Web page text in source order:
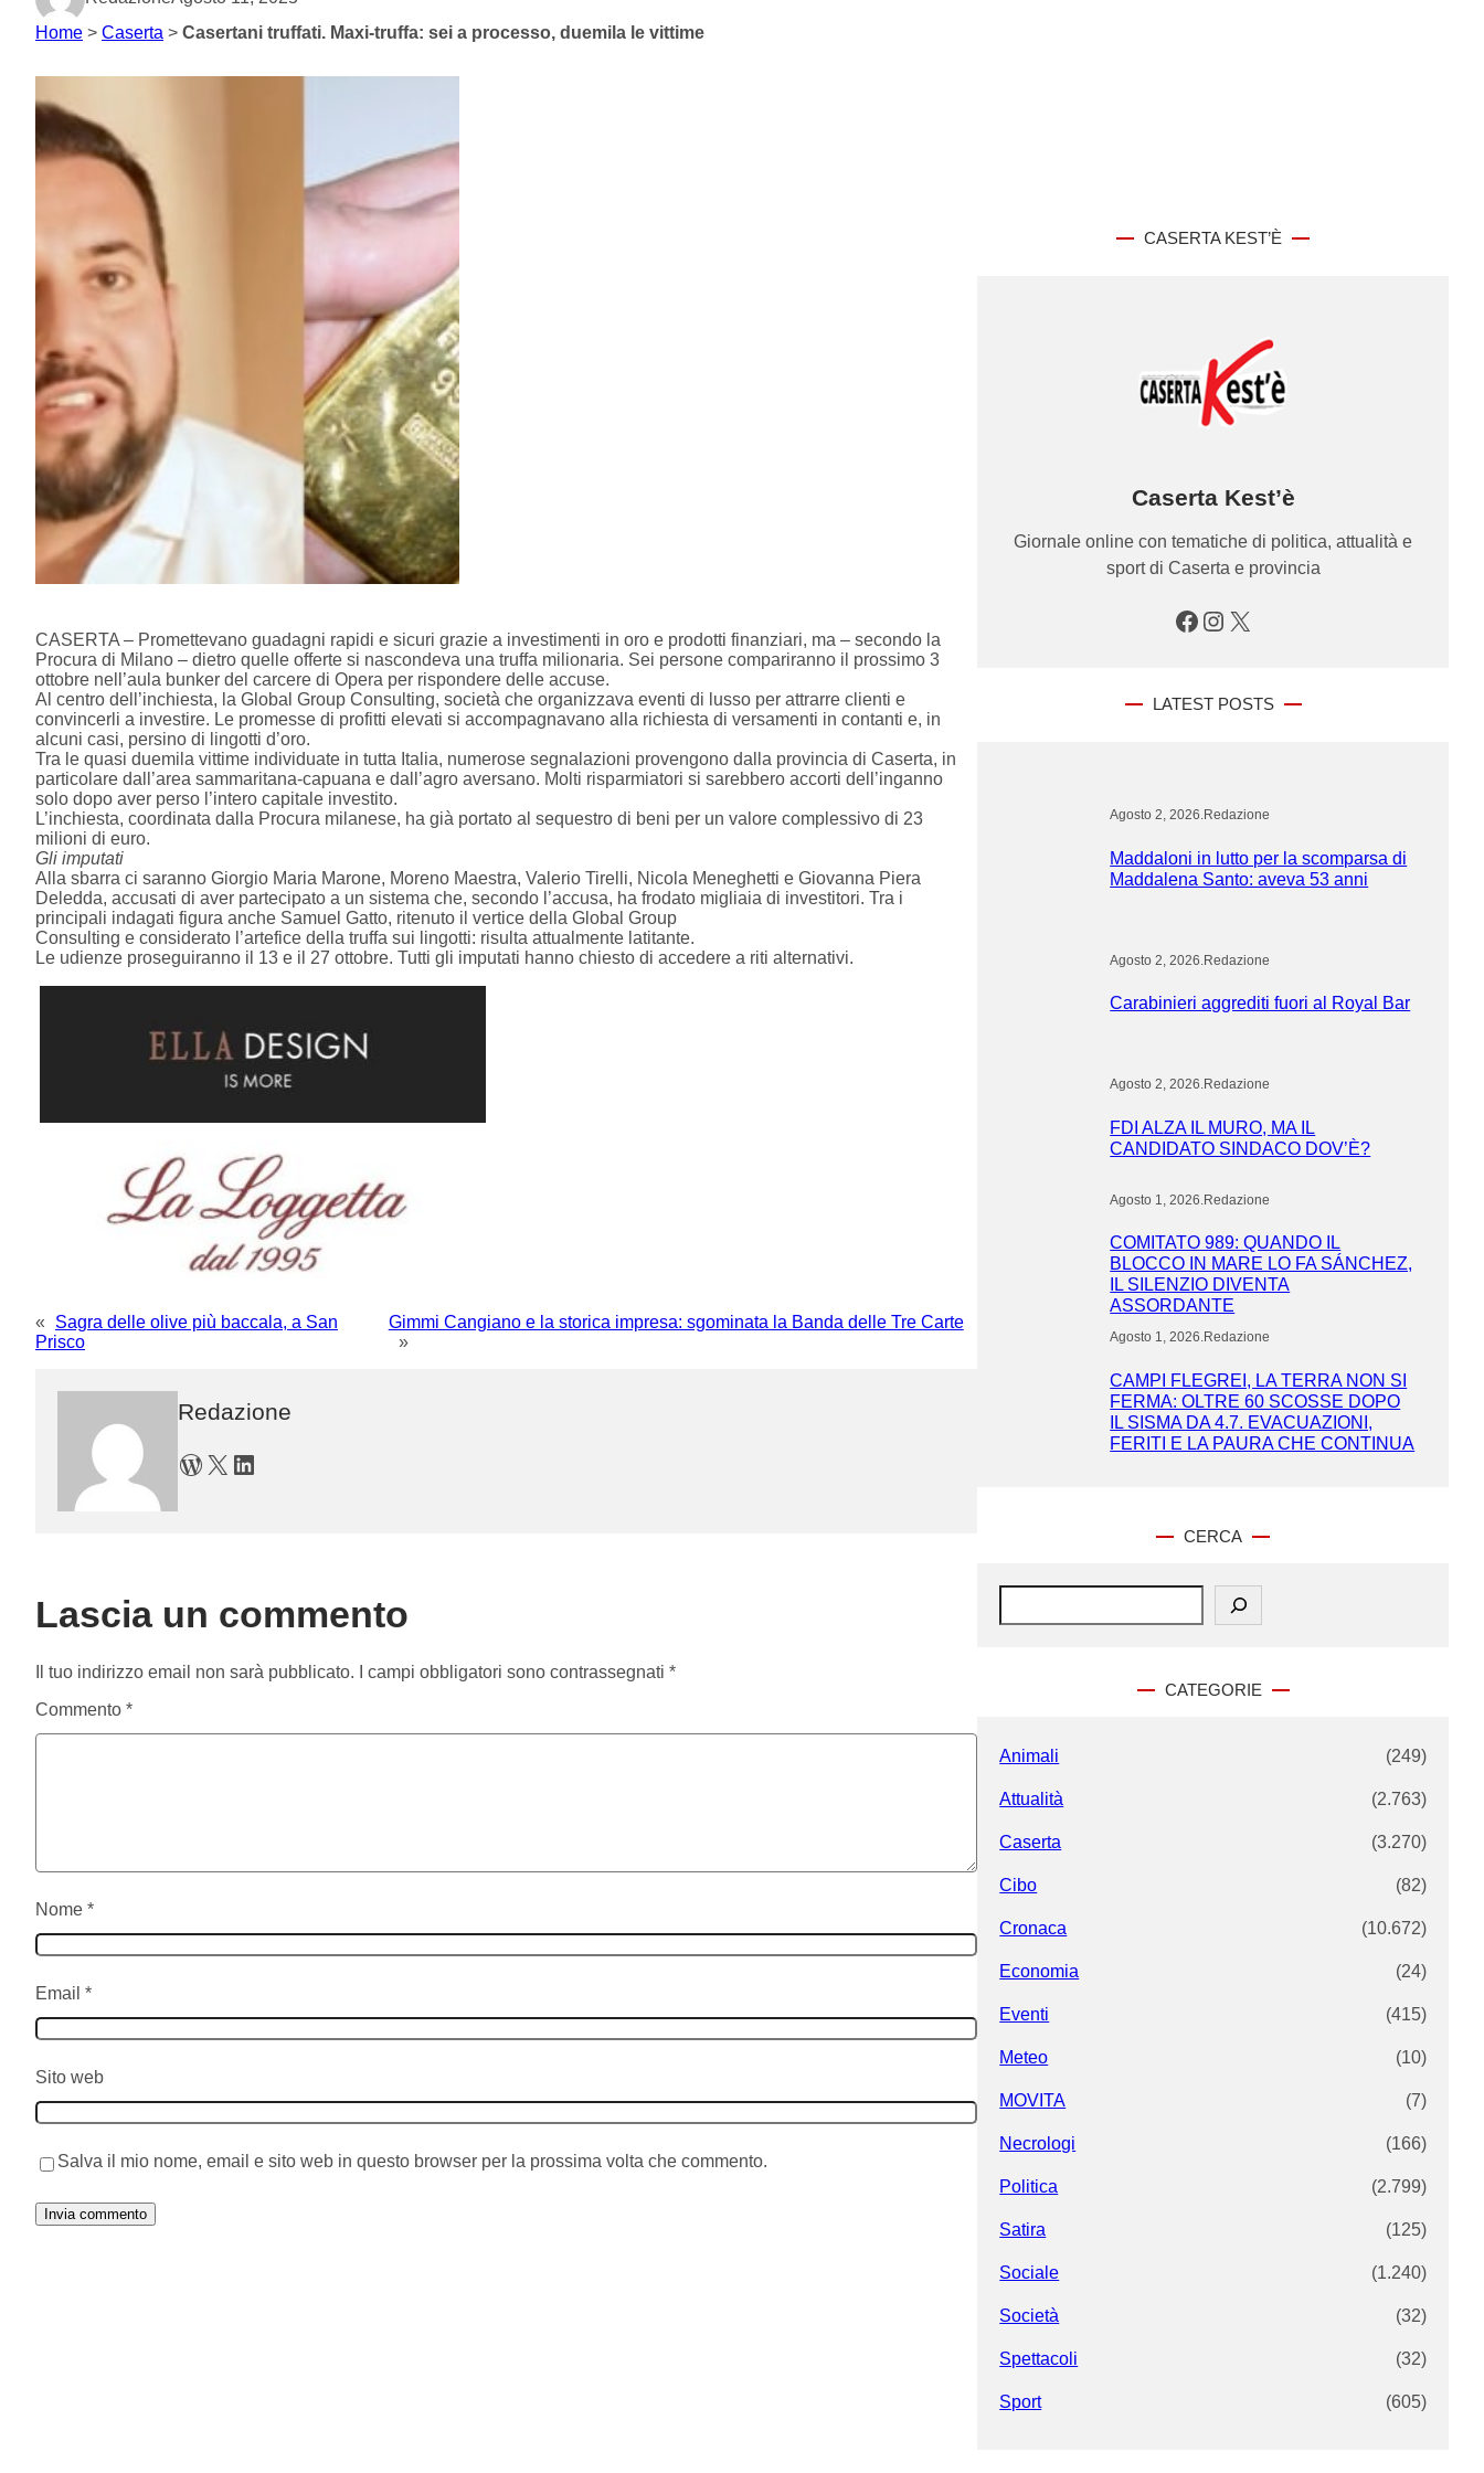
Home > Caserta > Casertani truffati. Maxi-truffa: sei a processo, duemila le vittime
CASERTA – Promettevano guadagni rapidi e sicuri grazie a investimenti in oro e prodotti finanziari, ma – secondo la
Procura di Milano – dietro quelle offerte si nascondeva una truffa milionaria. Sei persone compariranno il prossimo 3
ottobre nell’aula bunker del carcere di Opera per rispondere delle accuse.
Al centro dell’inchiesta, la Global Group Consulting, società che organizzava eventi di lusso per attrarre clienti e
convincerli a investire. Le promesse di profitti elevati si accompagnavano alla richiesta di versamenti in contanti e, in
alcuni casi, persino di lingotti d’oro.
Tra le quasi duemila vittime individuate in tutta Italia, numerose segnalazioni provengono dalla provincia di Caserta, in
particolare dall’area sammaritana-capuana e dall’agro aversano. Molti risparmiatori si sarebbero accorti dell’inganno
solo dopo aver perso l’intero capitale investito.
L’inchiesta, coordinata dalla Procura milanese, ha già portato al sequestro di beni per un valore complessivo di 23
milioni di euro.
Gli imputati
Alla sbarra ci saranno Giorgio Maria Marone, Moreno Maestra, Valerio Tirelli, Nicola Meneghetti e Giovanna Piera
Deledda, accusati di aver partecipato a un sistema che, secondo l’accusa, ha frodato migliaia di investitori. Tra i
principali indagati figura anche Samuel Gatto, ritenuto il vertice della Global Group
Consulting e considerato l’artefice della truffa sui lingotti: risulta attualmente latitante.
Le udienze proseguiranno il 13 e il 27 ottobre. Tutti gli imputati hanno chiesto di accedere a riti alternativi.
«
Sagra delle olive più baccala, a San
Prisco
Gimmi Cangiano e la storica impresa: sgominata la Banda delle Tre Carte
»
Redazione
WordPress X LinkedIn
Lascia un commento
Il tuo indirizzo email non sarà pubblicato. I campi obbligatori sono contrassegnati *
Commento *
Nome *
Email *
Sito web
Salva il mio nome, email e sito web in questo browser per la prossima volta che commento.
CASERTA KEST’È
Caserta Kest’è
Giornale online con tematiche di politica, attualità e
sport di Caserta e provincia
Facebook Instagram X
LATEST POSTS
Agosto 2, 2026.Redazione
Maddaloni in lutto per la scomparsa di
Maddalena Santo: aveva 53 anni
Agosto 2, 2026 Redazione
Carabinieri aggrediti fuori al Royal Bar
Agosto 2, 2026.Redazione
FDI ALZA IL MURO, MA IL
CANDIDATO SINDACO DOV’È?
Agosto 1, 2026 Redazione
COMITATO 989: QUANDO IL
BLOCCO IN MARE LO FA SÁNCHEZ,
IL SILENZIO DIVENTA
ASSORDANTE
Agosto 1, 2026.Redazione
CAMPI FLEGREI, LA TERRA NON SI
FERMA: OLTRE 60 SCOSSE DOPO
IL SISMA DA 4.7. EVACUAZIONI,
FERITI E LA PAURA CHE CONTINUA
CERCA
S
CATEGORIE
Animali (249)
Attualità (2.763)
Caserta (3.270)
Cibo (82)
Cronaca (10.672)
Economia (24)
Eventi (415)
Meteo (10)
MOVITA (7)
Necrologi (166)
Politica (2.799)
Satira (125)
Sociale (1.240)
Società (32)
Spettacoli (32)
Sport (605)